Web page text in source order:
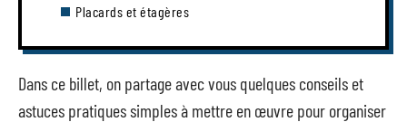
Placards et étagères
Dans ce billet, on partage avec vous quelques conseils et
astuces pratiques simples à mettre en œuvre pour organiser